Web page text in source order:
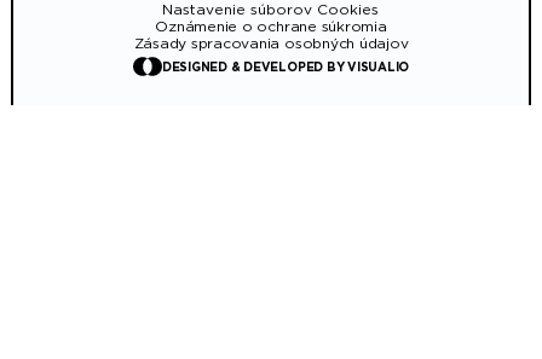
Nastavenie súborov Cookies
Oznámenie o ochrane súkromia
Zásady spracovania osobných údajov
DESIGNED & DEVELOPED BY VISUALIO